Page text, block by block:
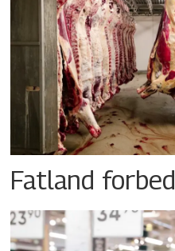
Fatland